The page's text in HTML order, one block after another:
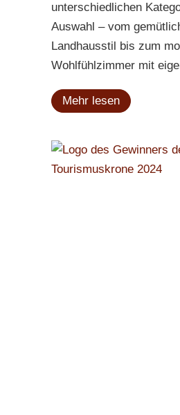
unterschiedlichen
Auswahl – vom
Landhausstil bis zum
Wohlfühlzimmer mit
Mehr lesen